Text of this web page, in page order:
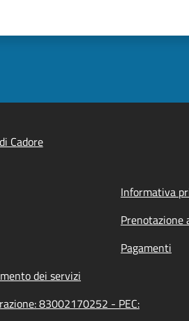
Cadore
Informativa
Prenotazione
Pagamenti
dei servizi
83002170252 - PEC: